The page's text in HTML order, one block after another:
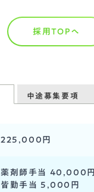
採用TOPへ
中途募集要項
225,000円
薬剤師手当 40,000円
皆勤手当 5,000円